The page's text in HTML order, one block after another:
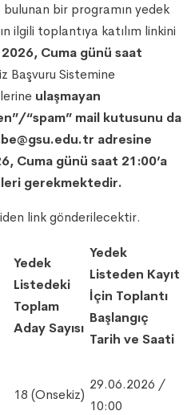
bir programın yedek
ilgili toplantıya katılım linkini
Cuma günü saat
Başvuru Sistemine
ulaşmayan
“spam” mail kutusunu da
adresine
Cuma günü saat 21:00’a
gerekmektedir.
link gönderilecektir.
Yedek
Listedeki
Toplam
Aday Sayısı
Yedek
Listeden Kayıt
İçin Toplantı
Başlangıç
Tarih ve Saati
18 (Onsekiz)
29.06.2026 /
10:00